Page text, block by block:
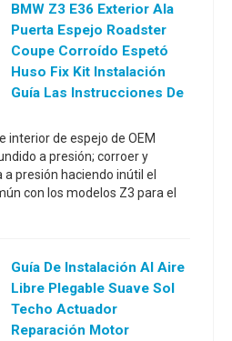
BMW Z3 E36 Exterior Ala
Puerta Espejo Roadster
Coupe Corroído Espetó
Huso Fix Kit Instalación
Guía Las Instrucciones De
interior de espejo de OEM
a presión; corroer y
presión haciendo inútil el
con los modelos Z3 para el
Guía De Instalación Al Aire
Libre Plegable Suave Sol
Techo Actuador
Reparación Motor